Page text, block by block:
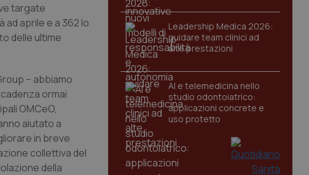
targate
ad aprile e a 362 lo
delle ultime
– abbiamo
ormai
OMCeO,
aiutato a
in breve
collettiva del
della
Leadership Medica 2026:
guidare team clinici ad
alte prestazioni
AI e telemedicina nello
studio odontoiatrico:
applicazioni concrete e
uso protetto